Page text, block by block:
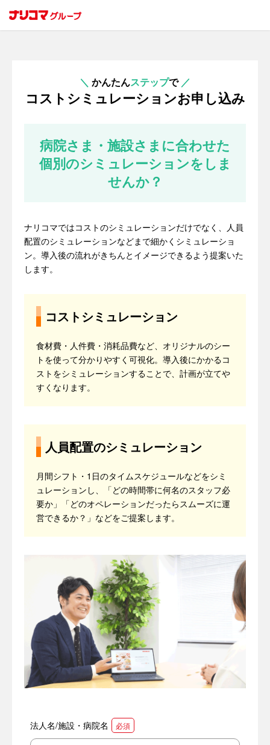
＼ かんたんステップで ／
コストシミュレーションお申し込み
病院さま・施設さまに合わせた
個別のシミュレーションをしま
せんか？
ナリコマではコストのシミュレーションだけでなく、人員
配置のシミュレーションなどまで細かくシミュレーショ
ン。導入後の流れがきちんとイメージできるよう提案いた
します。
コストシミュレーション
食材費・人件費・消耗品費など、オリジナルのシー
トを使って分かりやすく可視化。導入後にかかるコ
ストをシミュレーションすることで、計画が立てや
すくなります。
人員配置のシミュレーション
月間シフト・1日のタイムスケジュールなどをシミ
ュレーションし、「どの時間帯に何名のスタッフ必
要か」「どのオペレーションだったらスムーズに運
営できるか？」などをご提案します。
法人名/施設・病院名 必須